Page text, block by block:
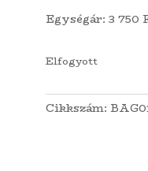
Egységár: 3 750
Elfogyott
Cikkszám: